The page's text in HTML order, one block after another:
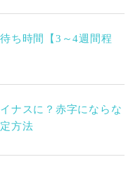
ち時間【3～4週間程
ナスに？赤字にならな
方法